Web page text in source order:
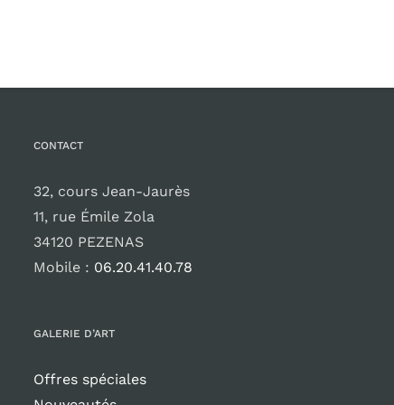
CONTACT
32, cours Jean-Jaurès
11, rue Émile Zola
34120 PEZENAS
Mobile : 06.20.41.40.78
GALERIE D’ART
Offres spéciales